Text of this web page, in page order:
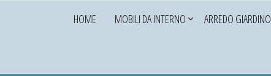
HOME MOBILI DA INTERNO ARREDO GIARDINO